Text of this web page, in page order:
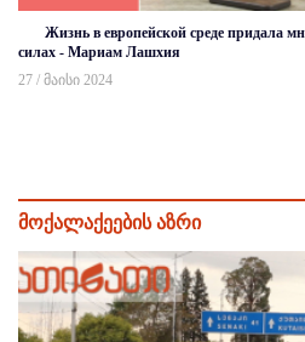
Жизнь в европейской среде придала
силах - Мариам Лашхия
27 / მაისი 2024
მოქალაქეების აზრი